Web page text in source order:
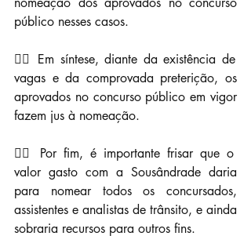
público nesses casos.
👉🏼 Em síntese, diante da existência de
vagas e da comprovada preterição, os
aprovados no concurso público em vigor
fazem jus à nomeação.
👉🏼 Por fim, é importante frisar que o
valor gasto com a Sousândrade daria
para nomear todos os concursados,
assistentes e analistas de trânsito, e ainda
sobraria recursos para outros fins.